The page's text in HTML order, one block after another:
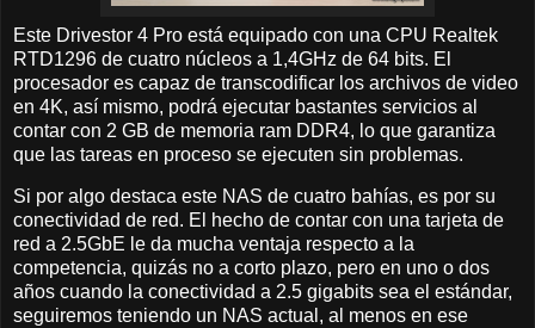
Este Drivestor 4 Pro está equipado con una CPU Realtek
RTD1296 de cuatro núcleos a 1,4GHz de 64 bits. El
procesador es capaz de transcodificar los archivos de video
en 4K, así mismo, podrá ejecutar bastantes servicios al
contar con 2 GB de memoria ram DDR4, lo que garantiza
que las tareas en proceso se ejecuten sin problemas.
Si por algo destaca este NAS de cuatro bahías, es por su
conectividad de red. El hecho de contar con una tarjeta de
red a 2.5GbE le da mucha ventaja respecto a la
competencia, quizás no a corto plazo, pero en uno o dos
años cuando la conectividad a 2.5 gigabits sea el estándar,
seguiremos teniendo un NAS actual, al menos en ese